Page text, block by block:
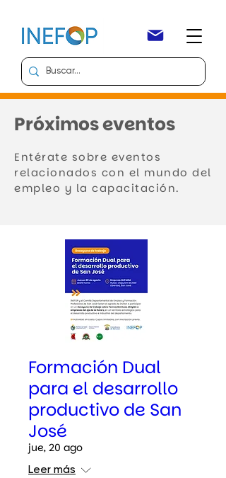
Próximos eventos
Entérate sobre eventos
relacionados con el mundo del
empleo y la capacitación.
Formación Dual
para el desarrollo
productivo de San
José
jue, 20 ago
Leer más